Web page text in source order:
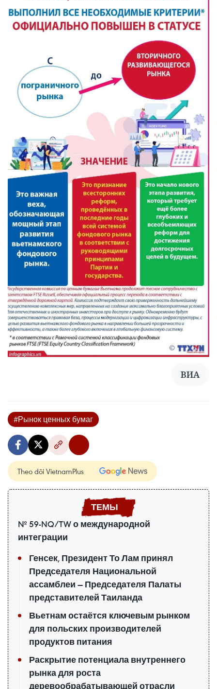
ВИА
#Рынок ценных бумаг
Theo dõi VietnamPlus
№ 59-NQ/TW о международной
интеграции
Генсек, Президент То Лам принял
Председателя Национальной
ассамблеи — Председателя Палаты
представителей Таиланда
Вьетнам остаётся ключевым рынком
для польских производителей
продуктов питания
Раскрытие потенциала внутреннего
рынка для роста
деревообрабатывающей отрасли